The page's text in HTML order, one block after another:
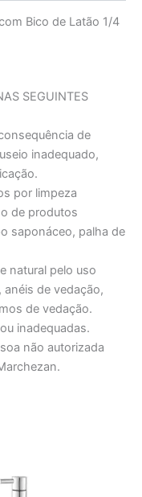
Bico de Latão 1/4
SEGUINTES
de
inadequado,
por limpeza
de produtos
saponáceo, palha de
natural pelo uso
de vedação,
de vedação.
inadequadas.
não autorizada